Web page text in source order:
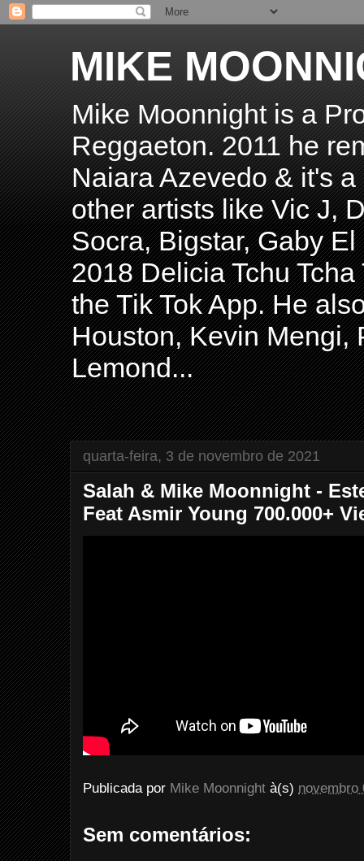
MIKE
Mike Moonnight is a
Reggaeton. 2011 he
Naiara Azevedo & it's
other artists like Vic J,
Socra, Bigstar, Gaby
2018 Delicia Tchu
the Tik Tok App. He
Houston, Kevin Mengi,
Lemond...
quarta-feira, 3 de novembro de 2021
Salah & Mike Moonnight -
Feat Asmir Young 700.000+
Publicada por Mike Moonnight à(s) novembro
Sem comentários: